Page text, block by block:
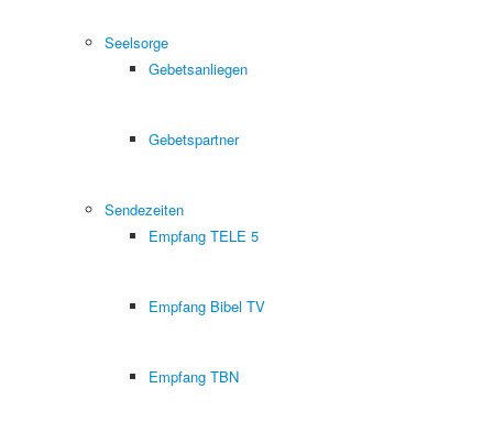
Seelsorge
Gebetsanliegen
Gebetspartner
Sendezeiten
Empfang TELE 5
Empfang Bibel TV
Empfang TBN